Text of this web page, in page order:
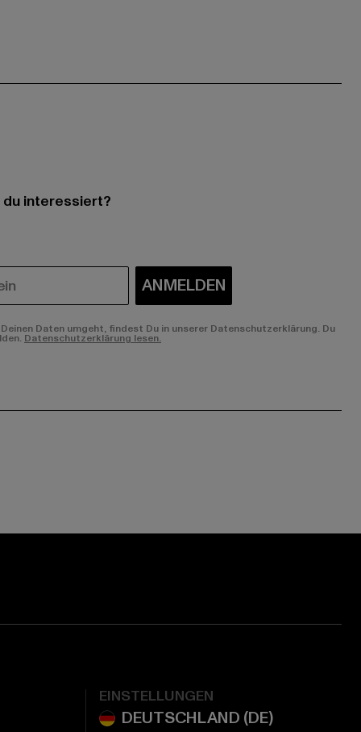
interessiert?
ANMELDEN
Daten umgeht, findest Du in unserer Datenschutzerklärung. Du
Datenschutzerklärung lesen.
EINSTELLUNGEN